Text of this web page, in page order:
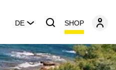
DE SHOP